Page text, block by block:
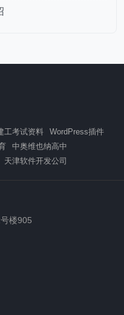
工考试资料
WordPress插件
中奥维也纳高中
天津软件开发公司
楼905